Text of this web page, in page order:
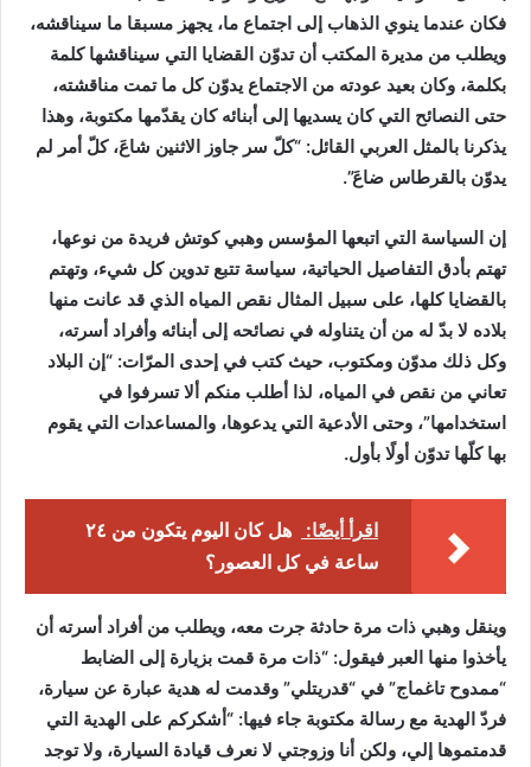
فكان عندما ينوي الذهاب إلى اجتماع ما، يجهز مسبقا ما سيناقشه،
ويطلب من مديرة المكتب أن تدوّن القضايا التي سيناقشها كلمة
بكلمة، وكان بعيد عودته من الاجتماع يدوّن كل ما تمت مناقشته،
حتى النصائح التي كان يسديها إلى أبنائه كان يقدّمها مكتوبة، وهذا
يذكرنا بالمثل العربي القائل: “كلّ سر جاوز الاثنين شاعَ، كلّ أمر لم
يدوّن بالقرطاس ضاعَ”.
إن السياسة التي اتبعها المؤسس وهبي كوتش فريدة من نوعها،
تهتم بأدق التفاصيل الحياتية، سياسة تتبع تدوين كل شيء، وتهتم
بالقضايا كلها، على سبيل المثال نقص المياه الذي قد عانت منها
بلاده لا بدّ له من أن يتناوله في نصائحه إلى أبنائه وأفراد أسرته،
وكل ذلك مدوّن ومكتوب، حيث كتب في إحدى المرّات: “إن البلاد
تعاني من نقص في المياه، لذا أطلب منكم ألا تسرفوا في
استخدامها”، وحتى الأدعية التي يدعوها، والمساعدات التي يقوم
بها كلّها تدوّن أولًا بأول.
اقرأ أيضًا:
هل كان اليوم يتكون من ٢٤
ساعة في كل العصور؟
وينقل وهبي ذات مرة حادثة جرت معه، ويطلب من أفراد أسرته أن
يأخذوا منها العبر فيقول: “ذات مرة قمت بزيارة إلى الضابط
“ممدوح تاغماج” في “قدريتلي” وقدمت له هدية عبارة عن سيارة،
فردّ الهدية مع رسالة مكتوبة جاء فيها: “أشكركم على الهدية التي
قدمتموها إلي، ولكن أنا وزوجتي لا نعرف قيادة السيارة، ولا توجد